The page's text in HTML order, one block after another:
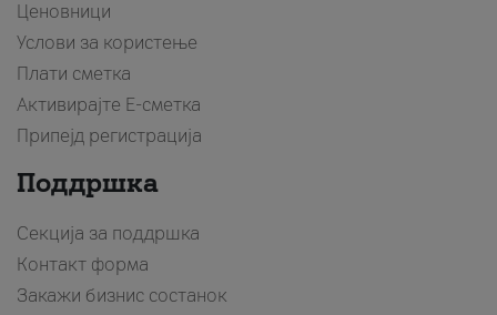
Ценовници
Услови за користење
Плати сметка
Активирајте Е-сметка
Припејд регистрација
Поддршка
Секција за поддршка
Контакт форма
Закажи бизнис состанок